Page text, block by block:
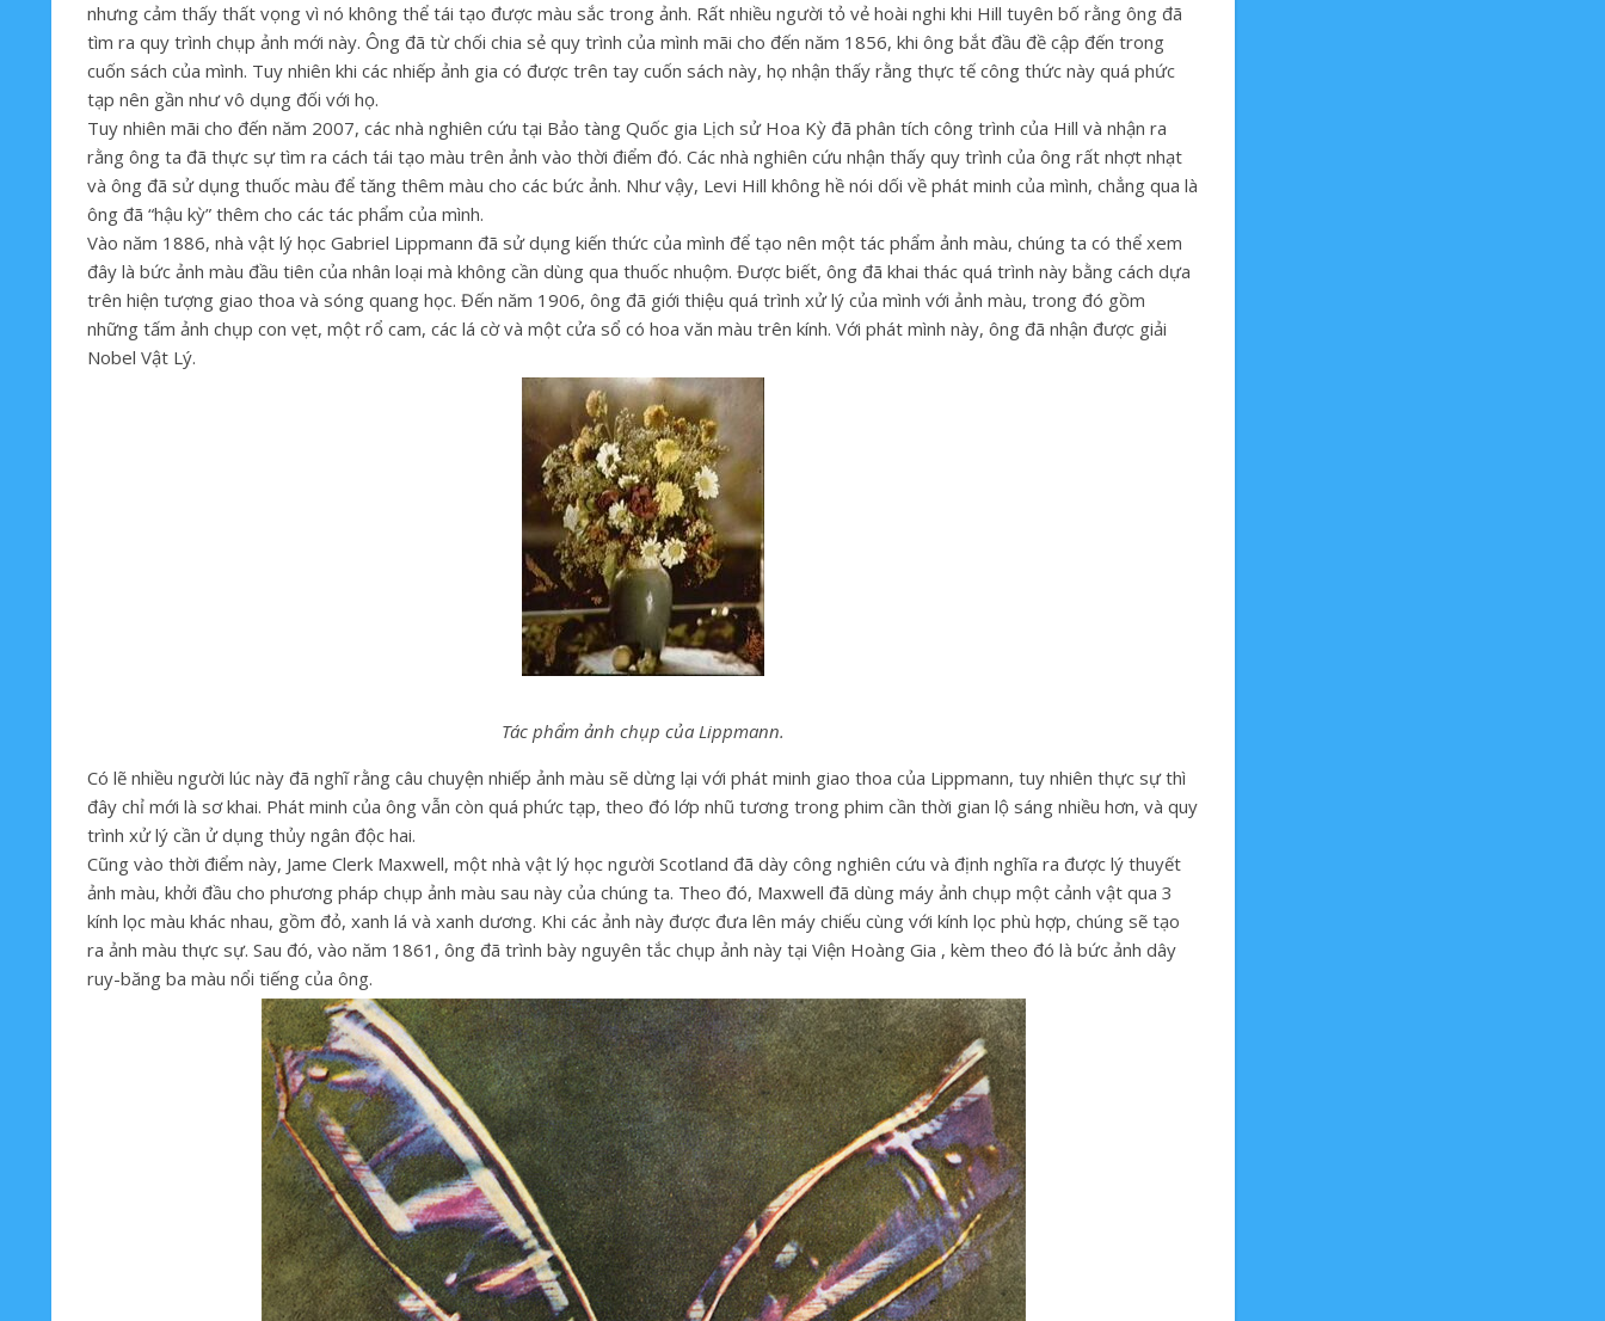
nhưng cảm thấy thất vọng vì nó không thể tái tạo được màu sắc trong ảnh. Rất nhiều người tỏ vẻ hoài nghi khi Hill tuyên bố rằng ông đã
tìm ra quy trình chụp ảnh mới này. Ông đã từ chối chia sẻ quy trình của mình mãi cho đến năm 1856, khi ông bắt đầu đề cập đến trong
cuốn sách của mình. Tuy nhiên khi các nhiếp ảnh gia có được trên tay cuốn sách này, họ nhận thấy rằng thực tế công thức này quá phức
tạp nên gần như vô dụng đối với họ.
Tuy nhiên mãi cho đến năm 2007, các nhà nghiên cứu tại Bảo tàng Quốc gia Lịch sử Hoa Kỳ đã phân tích công trình của Hill và nhận ra
rằng ông ta đã thực sự tìm ra cách tái tạo màu trên ảnh vào thời điểm đó. Các nhà nghiên cứu nhận thấy quy trình của ông rất nhợt nhạt
và ông đã sử dụng thuốc màu để tăng thêm màu cho các bức ảnh. Như vậy, Levi Hill không hề nói dối về phát minh của mình, chẳng qua là
ông đã “hậu kỳ” thêm cho các tác phẩm của mình.
Vào năm 1886, nhà vật lý học Gabriel Lippmann đã sử dụng kiến thức của mình để tạo nên một tác phẩm ảnh màu, chúng ta có thể xem
đây là bức ảnh màu đầu tiên của nhân loại mà không cần dùng qua thuốc nhuộm. Được biết, ông đã khai thác quá trình này bằng cách dựa
trên hiện tượng giao thoa và sóng quang học. Đến năm 1906, ông đã giới thiệu quá trình xử lý của mình với ảnh màu, trong đó gồm
những tấm ảnh chụp con vẹt, một rổ cam, các lá cờ và một cửa sổ có hoa văn màu trên kính. Với phát mình này, ông đã nhận được giải
Nobel Vật Lý.
Tác phẩm ảnh chụp của Lippmann.
Có lẽ nhiều người lúc này đã nghĩ rằng câu chuyện nhiếp ảnh màu sẽ dừng lại với phát minh giao thoa của Lippmann, tuy nhiên thực sự thì
đây chỉ mới là sơ khai. Phát minh của ông vẫn còn quá phức tạp, theo đó lớp nhũ tương trong phim cần thời gian lộ sáng nhiều hơn, và quy
trình xử lý cần ử dụng thủy ngân độc hai.
Cũng vào thời điểm này, Jame Clerk Maxwell, một nhà vật lý học người Scotland đã dày công nghiên cứu và định nghĩa ra được lý thuyết
ảnh màu, khởi đầu cho phương pháp chụp ảnh màu sau này của chúng ta. Theo đó, Maxwell đã dùng máy ảnh chụp một cảnh vật qua 3
kính lọc màu khác nhau, gồm đỏ, xanh lá và xanh dương. Khi các ảnh này được đưa lên máy chiếu cùng với kính lọc phù hợp, chúng sẽ tạo
ra ảnh màu thực sự. Sau đó, vào năm 1861, ông đã trình bày nguyên tắc chụp ảnh này tại Viện Hoàng Gia , kèm theo đó là bức ảnh dây
ruy-băng ba màu nổi tiếng của ông.